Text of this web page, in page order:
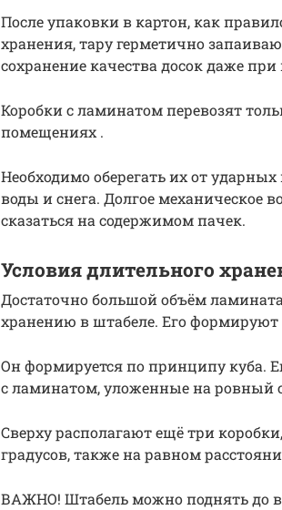
После упаковки в картон, как
хранения, тару герметично
сохранение качества досок даже
Коробки с ламинатом перевозят
помещениях .
Необходимо оберегать их от
воды и снега. Долгое механическое
сказаться на содержимом пачек.
Условия длительного
Достаточно большой объём
хранению в штабеле. Его формируют
Он формируется по принципу куба.
с ламинатом, уложенные на ровный
Сверху располагают ещё три
градусов, также на равном
ВАЖНО! Штабель можно поднять до